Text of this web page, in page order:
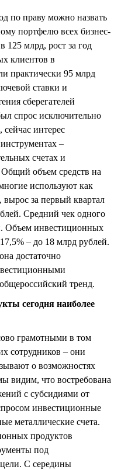
по праву можно назвать
портфелю всех бизнес-
125 млрд, рост за год
клиентов в
практически 95 млрд
ставки и
сберегателей
спрос исключительно
интерес
–
счетах и
объем средств на
используют как
за первый квартал
Средний чек одного
Объем инвестиционных
– до 18 млрд рублей.
достаточно
тренд.
сегодня наиболее
грамотными в том
сотрудников – они
о возможностях
видим, что востребована
с субсидиями от
инвестиционные
металлические счета.
продуктов
под
С середины